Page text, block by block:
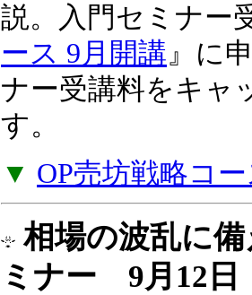
説。入門セミナー
ース 9月開講』に
ナー受講料をキャ
す。
▼ OP売坊戦略コ
相場の波乱に
ミナー 9月12日